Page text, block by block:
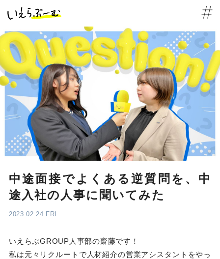
中途面接でよくある逆質問を、中
途入社の人事に聞いてみた
2023.02.24 FRI
いえらぶGROUP人事部の齋藤です！
私は元々リクルートで人材紹介の営業アシスタントをやっ